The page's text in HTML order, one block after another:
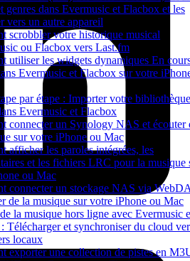
genres dans Evermusic et Flacbox et les
vers un autre appareil
scrobbler votre historique musical
ou Flacbox vers Last.fm
utiliser les widgets dynamiques En
Evermusic et Flacbox sur votre
par étape : Importer votre bibliothèque
Evermusic et Flacbox
connecter un Synology NAS et écouter
sur votre iPhone ou Mac
afficher les paroles intégrées, les
et les fichiers LRC pour la musique
ou Mac
connecter un stockage NAS via
de la musique sur votre iPhone ou Mac
la musique hors ligne avec Evermusic
Télécharger et synchroniser du cloud
locaux
exporter une collection de pistes en